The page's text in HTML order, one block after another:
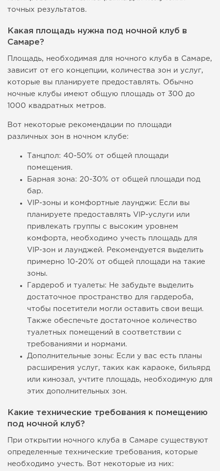
точных результатов.
Какая площадь нужна под ночной клуб в
Самаре?
Площадь, необходимая для ночного клуба в Самаре,
зависит от его концепции, количества зон и услуг,
которые вы планируете предоставлять. Обычно
ночные клубы имеют общую площадь от 300 до
1000 квадратных метров.
Вот некоторые рекомендации по площади
различных зон в ночном клубе:
Танцпол: 40-50% от общей площади
помещения.
Барная зона: 20-30% от общей площади под
бар.
VIP-зоны и комфортные лаунджи: Если вы
планируете предоставлять VIP-услуги или
привлекать группы с высоким уровнем
комфорта, необходимо учесть площадь для
VIP-зон и лаунджей. Рекомендуется выделить
примерно 10-20% от общей площади на такие
зоны.
Гардероб и туалеты: Не забудьте выделить
достаточное пространство для гардероба,
чтобы посетители могли оставить свои вещи.
Также обеспечьте достаточное количество
туалетных помещений в соответствии с
требованиями и нормами.
Дополнительные зоны: Если у вас есть планы
расширения услуг, таких как караоке, бильярд
или кинозал, учтите площадь, необходимую для
этих дополнительных зон.
Какие технические требования к помещению
под ночной клуб?
При открытии ночного клуба в Самаре существуют
определенные технические требования, которые
необходимо учесть. Вот некоторые из них: